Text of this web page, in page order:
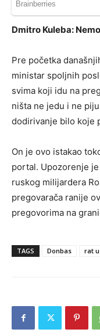
Dmitro Kuleba:
Pre početka
ministar spoljnih
svima koji idu na
ništa ne jedu i ne
dodirivanje bilo koje
On je ovo istakao
portal. Upozorenje
ruskog milijardera
pregovarača ranije
pregovorima na
TAGS Donbas rat